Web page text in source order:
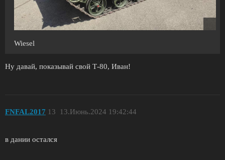
Wiesel
Ну давай, показывай свой Т-80, Иван!
FNFAL2017 13.Июнь.2024 19:42:44
13
в дании остался